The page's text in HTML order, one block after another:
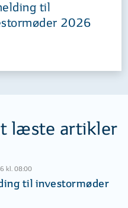
til
2026
læste artikler
kl. 08:00
til investormøder